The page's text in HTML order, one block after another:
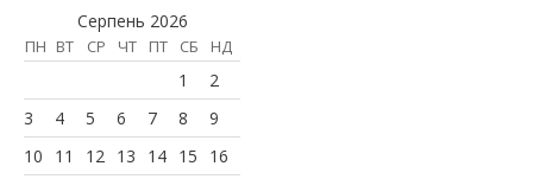
Серпень 2026
ПН ВТ СР ЧТ ПТ СБ НД
1
2
3
4 5 6 7 8
9
10
11 12 13 14 15 16